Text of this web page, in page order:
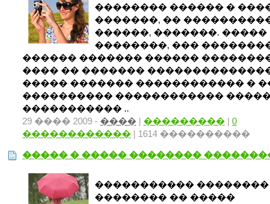
�������� ������ �
�������, ��
������, �������. �����
��������, ���
������ ������� ������
���� �� �������
����� ������� ������������ �
���������� ������������
����������� ..
29 ���� 2009 - ���� | ��������� | 0
������������ | 1614 ����������
����� � ����� ��������
����������� ��������
�������� �� �����